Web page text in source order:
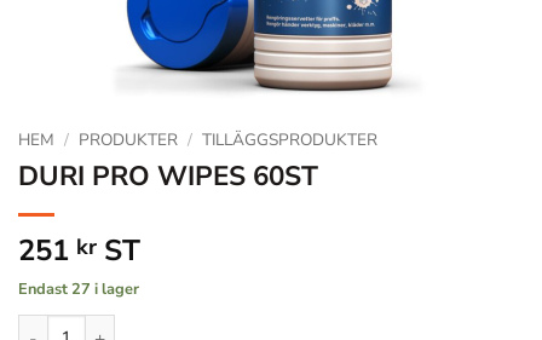
HEM / PRODUKTER / TILLÄGGSPRODUKTER
DURI PRO WIPES 60ST
251 kr ST
Endast 27 i lager
DURI PRO WIPES 60ST mängd